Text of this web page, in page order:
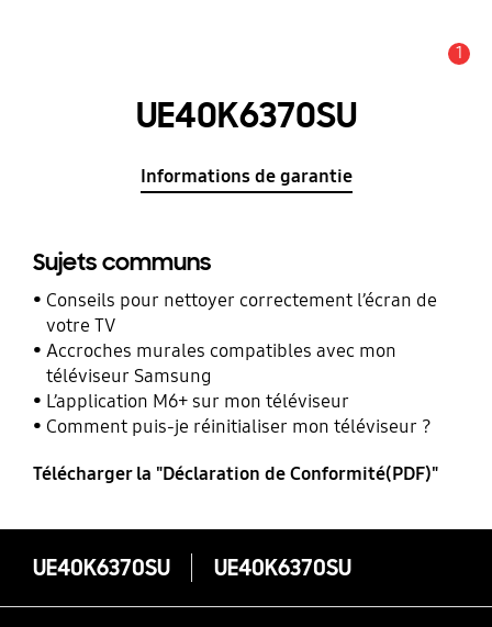
1
UE40K6370SU
Informations de garantie
Sujets communs
Conseils pour nettoyer correctement l’écran de
votre TV
Accroches murales compatibles avec mon
téléviseur Samsung
L’application M6+ sur mon téléviseur
Comment puis-je réinitialiser mon téléviseur ?
Télécharger la "Déclaration de Conformité(PDF)"
UE40K6370SU UE40K6370SU